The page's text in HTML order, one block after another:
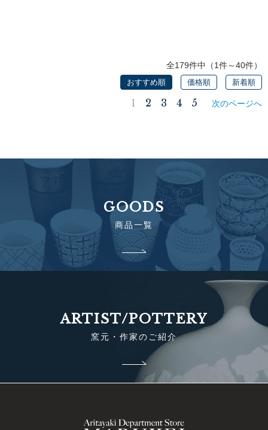
全179件中（1件～40件）
おすすめ順 価格順 新着順
1 2 3 4 5 次のページへ
GOODS
商品一覧
ARTIST/POTTERY
窯元・作家のご紹介